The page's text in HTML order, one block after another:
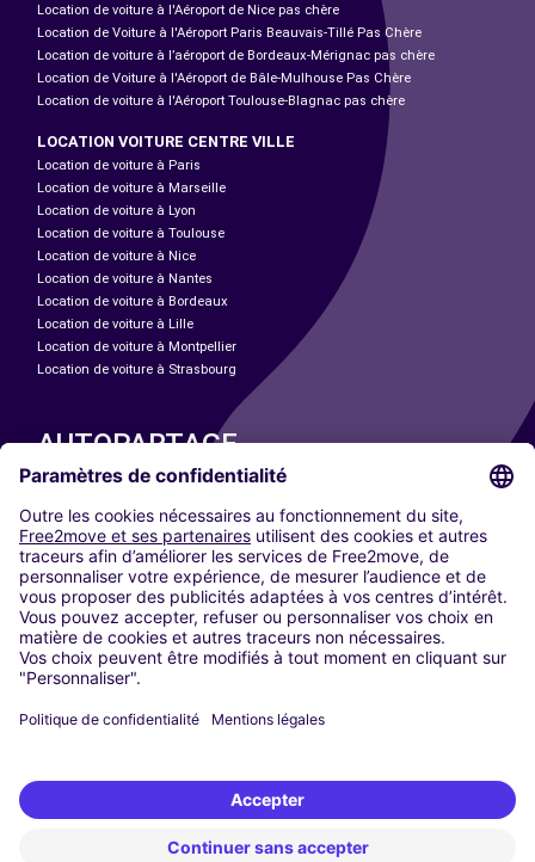
Location de voiture à l'Aéroport de Nice pas chère
Location de Voiture à l'Aéroport Paris Beauvais-Tillé Pas Chère
Location de voiture à l’aéroport de Bordeaux-Mérignac pas chère
Location de Voiture à l'Aéroport de Bâle-Mulhouse Pas Chère
Location de voiture à l'Aéroport Toulouse-Blagnac pas chère
LOCATION VOITURE CENTRE VILLE
Location de voiture à Paris
Location de voiture à Marseille
Location de voiture à Lyon
Location de voiture à Toulouse
Location de voiture à Nice
Location de voiture à Nantes
Location de voiture à Bordeaux
Location de voiture à Lille
Location de voiture à Montpellier
Location de voiture à Strasbourg
AUTOPARTAGE
Paris
Madrid
Washington DC
Milan
Rome
Turin
Vienne
Berlin
Düsseldorf